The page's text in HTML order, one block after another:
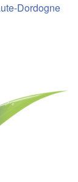
Dordogne